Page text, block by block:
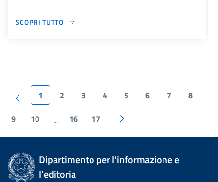
SCOPRI TUTTO
1 2 3 4 5 6 7 8
9 10 ... 16 17
Dipartimento per l'informazione e
l'editoria